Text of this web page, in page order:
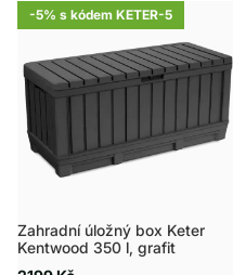
-5% s kódem KETER-5
Zahradní úložný box Keter
Kentwood 350 l, grafit